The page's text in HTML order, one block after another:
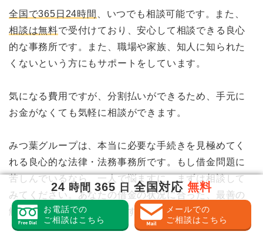
全国で365日24時間
、いつでも相談可能です。また、
相談は無料で受付けており、安心して相談できる良心
的な事務所です。また、職場や家族、知人に知られた
くないという方にもサポートをしています。
気になる費用ですが、分割払いができるため、手元に
お金がなくても気軽に相談ができます。
みつ葉グループは、本当に必要な手続きを見極めてく
れる良心的な法律・法務事務所です。もし借金問題に
苦しんでいるなら、一人で悩ますに、まずは相談して
みてください。あなたの借金の状況に合った、最善の
解決方法を提案してくれます。
24 時間 365 日全国対応 無料
お電話での
ご相談はこちら
メールでの
ご相談はこちら